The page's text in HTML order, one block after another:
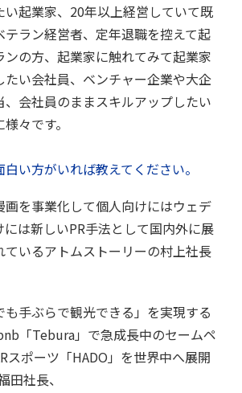
い起業家、20年以上経営していて既
テラン経営者、定年退職を控えて起
ンの方、起業家に触れてみて起業家
たい会社員、ベンチャー企業や大企
、会社員のままスキルアップしたい
々です。
い方がいれば教えてください。
画を事業化して個人向けにはウェデ
には新しいPR手法として国内外に展
ているアトムストーリーの村上社長
も手ぶらで観光できる」を実現する
「Tebura」で急成長中のセームペ
スポーツ「HADO」を世界中へ展開
田社長、